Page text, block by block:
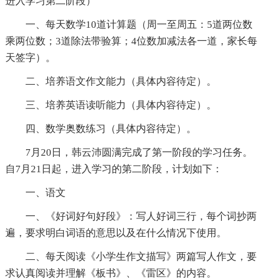
一、每天数学10道计算题（周一至周五：5道两位数
乘两位数；3道除法带验算；4位数加减法各一道，家长每
天签字）。
二、培养语文作文能力（具体内容待定）。
三、培养英语读听能力（具体内容待定）。
四、数学奥数练习（具体内容待定）。
7月20日，韩云沛圆满完成了第一阶段的学习任务。
自7月21日起，进入学习的第二阶段，计划如下：
一、语文
一、《好词好句好段》：写人好词三行，每个词抄两
遍，要求明白词语的意思以及在什么情况下使用。
二、每天阅读《小学生作文描写》两篇写人作文，要
求认真阅读并理解《板书》、《雷区》的内容。